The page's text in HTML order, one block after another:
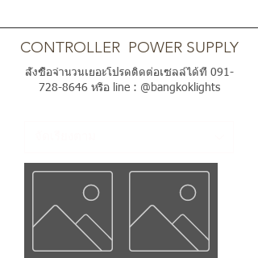
CONTROLLER POWER SUPPLY
สั่งซื้อจำนวนเยอะโปรดติดต่อเซลล์ได้ที่ 091-
728-8646หรือ line : @bangkoklights